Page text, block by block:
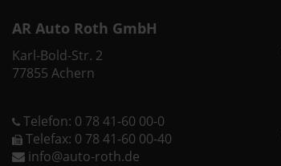
AR Auto Roth GmbH
Karl-Bold-Str. 2
77855 Achern
Telefon: 0 78 41-60 00-0
Telefax: 0 78 41-60 00-40
info@auto-roth.de